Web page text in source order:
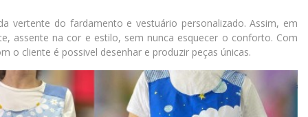
vertente do fardamento e vestuário personalizado. Assim, em
assente na cor e estilo, sem nunca esquecer o conforto. Com
o cliente é possivel desenhar e produzir peças únicas.